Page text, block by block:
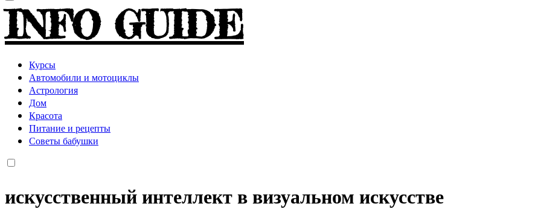
INFO GUIDE
Курсы
Автомобили и мотоциклы
Астрология
Дом
Красота
Питание и рецепты
Советы бабушки
искусственный интеллект в визуальном искусстве